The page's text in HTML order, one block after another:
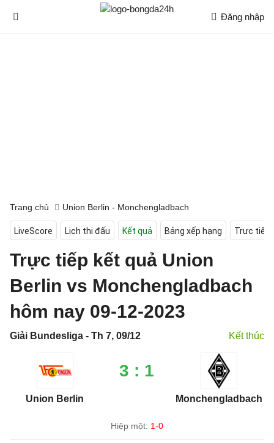
Đăng nhập
Trang chủ Union Berlin - Monchengladbach
LiveScore Lịch thi đấu Kết quả Bảng xếp hạng Trực tiếp
Trực tiếp kết quả Union
Berlin vs Monchengladbach
hôm nay 09-12-2023
Giải Bundesliga - Th 7, 09/12 Kết thúc
Union Berlin
3 : 1
Monchengladbach
Hiệp một: 1-0